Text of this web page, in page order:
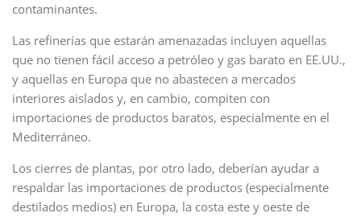
contaminantes.
Las refinerías que estarán amenazadas incluyen aquellas
que no tienen fácil acceso a petróleo y gas barato en EE.UU.,
y aquellas en Europa que no abastecen a mercados
interiores aislados y, en cambio, compiten con
importaciones de productos baratos, especialmente en el
Mediterráneo.
Los cierres de plantas, por otro lado, deberían ayudar a
respaldar las importaciones de productos (especialmente
destilados medios) en Europa, la costa este y oeste de